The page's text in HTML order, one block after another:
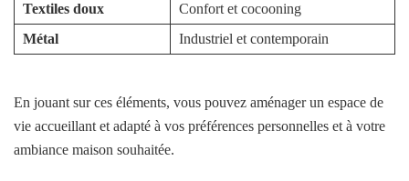
Textiles doux
Confort et cocooning
Métal
Industriel et contemporain
En jouant sur ces éléments, vous pouvez aménager un espace de
vie accueillant et adapté à vos préférences personnelles et à votre
ambiance maison souhaitée.